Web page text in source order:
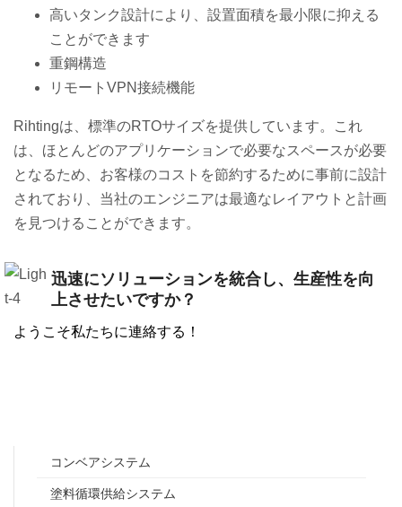
高いタンク設計により、設置面積を最小限に抑える
ことができます
重鋼構造
リモートVPN接続機能
Rihtingは、標準のRTOサイズを提供しています。これ
は、ほとんどのアプリケーションで必要なスペースが必要
となるため、お客様のコストを節約するために事前に設計
されており、当社のエンジニアは最適なレイアウトと計画
を見つけることができます。
迅速にソリューションを統合し、生産性を向
上させたいですか？
ようこそ私たちに連絡する！
コンベアシステム
塗料循環供給システム